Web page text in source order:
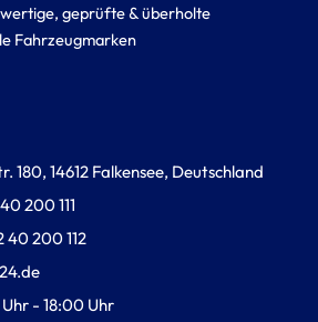
geprüfte & überholte
Fahrzeugmarken
180, 14612 Falkensee, Deutschland
200 111
40 200 112
- 18:00 Uhr